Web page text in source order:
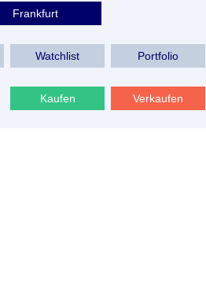
Frankfurt
Watchlist Portfolio
Kaufen Verkaufen